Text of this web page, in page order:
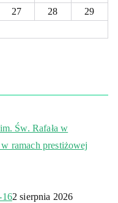
27 28
29
Św. Rafała w
ramach prestiżowej
162 sierpnia 2026